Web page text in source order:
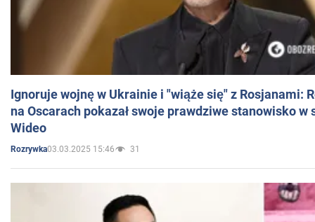
Ignoruje wojnę w Ukrainie i "wiąże się" z Rosjanami:
na Oscarach pokazał swoje prawdziwe stanowisko w
Wideo
Rozrywka03.03.2025 15:46 31